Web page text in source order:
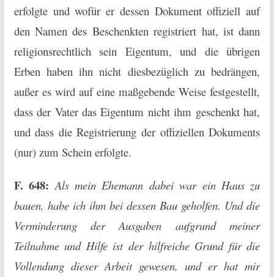
erfolgte und wofür er dessen Dokument offiziell auf
den Namen des Beschenkten registriert hat, ist dann
religionsrechtlich sein Eigentum, und die übrigen
Erben haben ihn nicht diesbezüglich zu bedrängen,
außer es wird auf eine maßgebende Weise festgestellt,
dass der Vater das Eigentum nicht ihm geschenkt hat,
und dass die Registrierung der offiziellen Dokuments
(nur) zum Schein erfolgte.
F. 648: Als mein Ehemann dabei war ein Haus zu
bauen, habe ich ihm bei dessen Bau geholfen. Und die
Verminderung der Ausgaben aufgrund meiner
Teilnahme und Hilfe ist der hilfreiche Grund für die
Vollendung dieser Arbeit gewesen, und er hat mir